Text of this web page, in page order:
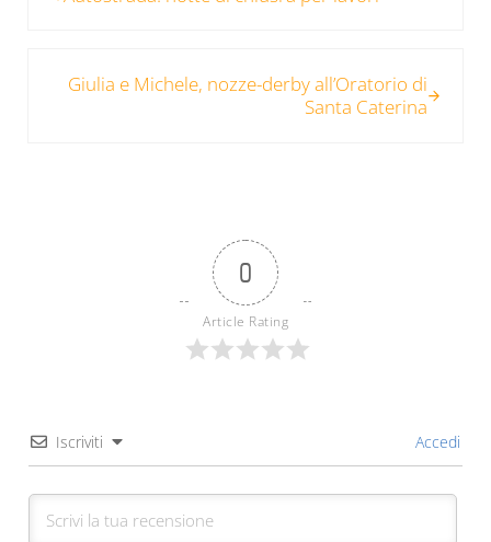
Giulia e Michele, nozze-derby all’Oratorio di
Santa Caterina
0
Article Rating
Iscriviti Accedi